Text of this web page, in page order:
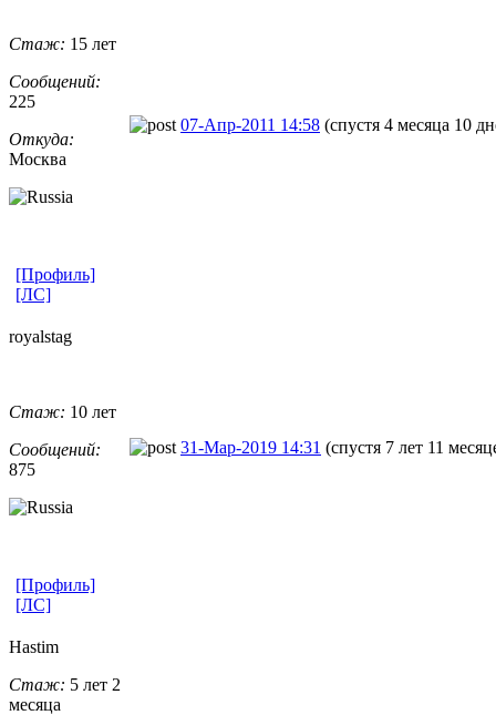
Стаж: 15 лет
Сообщений:
225
Откуда:
Москва
07-Апр-2011 14:58 (спустя 4 месяца 10
[Профиль]
[ЛС]
royalstag
Стаж: 10 лет
Сообщений:
875
31-Мар-2019 14:31 (спустя 7 лет 11
[Профиль]
[ЛС]
Hastim
Стаж: 5 лет 2
месяца